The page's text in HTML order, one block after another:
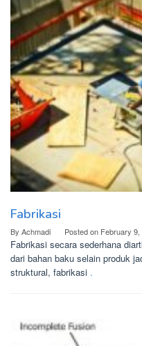
Fabrikasi
By Achmadi Posted on February 9,
Fabrikasi secara sederhana
dari bahan baku selain produk
struktural, fabrikasi .